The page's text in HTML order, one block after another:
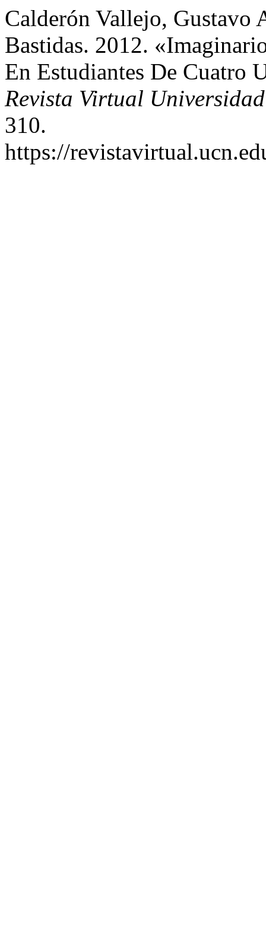
Calderón Vallejo, Gustavo
Bastidas. 2012.
En Estudiantes De Cuatro
Revista Virtual
310.
https://